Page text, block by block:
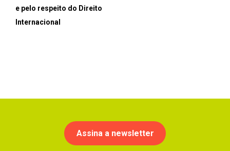
e pelo respeito do Direito
Internacional
Assina a newsletter